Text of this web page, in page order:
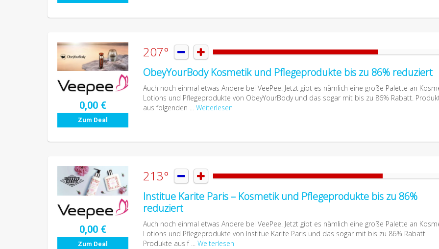
0,00 €
Zum Deal
207°  
ObeyYourBody Kosmetik und Pflegeprodukte bis zu 86% reduziert
Auch noch einmal etwas Andere bei VeePee. Jetzt gibt es nämlich eine große Palette an
Lotions und Pflegeprodukte von ObeyYourBody und das sogar mit bis zu 86% Rabatt.
aus folgenden ... Weiterlesen
0,00 €
Zum Deal
213°  
Institue Karite Paris – Kosmetik und Pflegeprodukte bis zu 86%
reduziert
Auch noch einmal etwas Andere bei VeePee. Jetzt gibt es nämlich eine große Palette an
Lotions und Pflegeprodukte von Institue Karite Paris und das sogar mit bis zu 86% Rabatt.
Produkte aus f ... Weiterlesen